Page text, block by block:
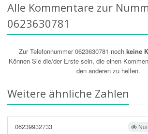
Alle Kommentare zur
0623630781
Zur Telefonnummer 0623630781 noch keine
Können Sie die/der Erste sein, die einen
den anderen zu helfen.
Weitere ähnliche Zahlen
06239932733